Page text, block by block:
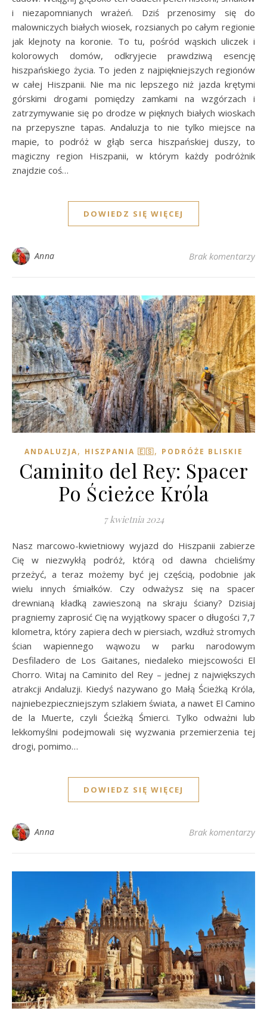
i niezapomnianych wrażeń. Dziś przenosimy się do
malowniczych białych wiosek, rozsianych po całym regionie
jak klejnoty na koronie. To tu, pośród wąskich uliczek i
kolorowych domów, odkryjecie prawdziwą esencję
hiszpańskiego życia. To jeden z najpiękniejszych regionów
w całej Hiszpanii. Nie ma nic lepszego niż jazda krętymi
górskimi drogami pomiędzy zamkami na wzgórzach i
zatrzymywanie się po drodze w pięknych białych wioskach
na przepyszne tapas. Andaluzja to nie tylko miejsce na
mapie, to podróż w głąb serca hiszpańskiej duszy, to
magiczny region Hiszpanii, w którym każdy podróżnik
znajdzie coś…
DOWIEDZ SIĘ WIĘCEJ
Anna Brak komentarzy
ANDALUZJA, HISZPANIA 🇪🇸, PODRÓŻE BLISKIE
Caminito del Rey: Spacer
Po Ścieżce Króla
7 kwietnia 2024
Nasz marcowo-kwietniowy wyjazd do Hiszpanii zabierze
Cię w niezwykłą podróż, którą od dawna chcieliśmy
przeżyć, a teraz możemy być jej częścią, podobnie jak
wielu innych śmiałków. Czy odważysz się na spacer
drewnianą kładką zawieszoną na skraju ściany? Dzisiaj
pragniemy zaprosić Cię na wyjątkowy spacer o długości 7,7
kilometra, który zapiera dech w piersiach, wzdłuż stromych
ścian wapiennego wąwozu w parku narodowym
Desfiladero de Los Gaitanes, niedaleko miejscowości El
Chorro. Witaj na Caminito del Rey – jednej z największych
atrakcji Andaluzji. Kiedyś nazywano go Małą Ścieżką Króla,
najniebezpieczniejszym szlakiem świata, a nawet El Camino
de la Muerte, czyli Ścieżką Śmierci. Tylko odważni lub
lekkomyślni podejmowali się wyzwania przemierzenia tej
drogi, pomimo…
DOWIEDZ SIĘ WIĘCEJ
Anna Brak komentarzy